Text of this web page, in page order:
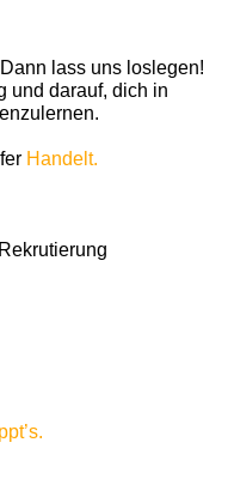
lass uns loslegen!
und darauf, dich in
Handelt.